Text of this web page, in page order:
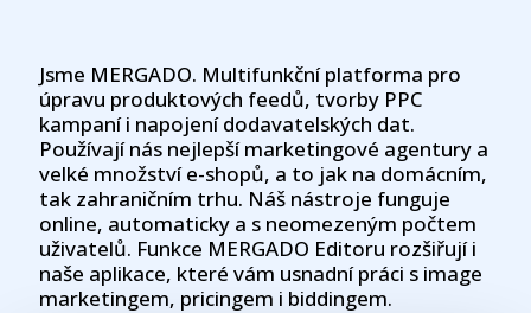
Jsme MERGADO. Multifunkční platforma pro
úpravu produktových feedů, tvorby PPC
kampaní i napojení dodavatelských dat.
Používají nás nejlepší marketingové agentury a
velké množství e-shopů, a to jak na domácním,
tak zahraničním trhu. Náš nástroje funguje
online, automaticky a s neomezeným počtem
uživatelů. Funkce MERGADO Editoru rozšiřují i
naše aplikace, které vám usnadní práci s image
marketingem, pricingem i biddingem.